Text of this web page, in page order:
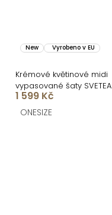
New Vyrobeno v EU
Krémové květinové midi
vypasované šaty SVETEA
1 599 Kč
ONESIZE